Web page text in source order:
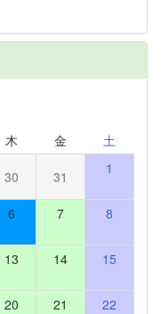
木 金 土
30 31 1
6 7 8
13 14 15
20 21 22